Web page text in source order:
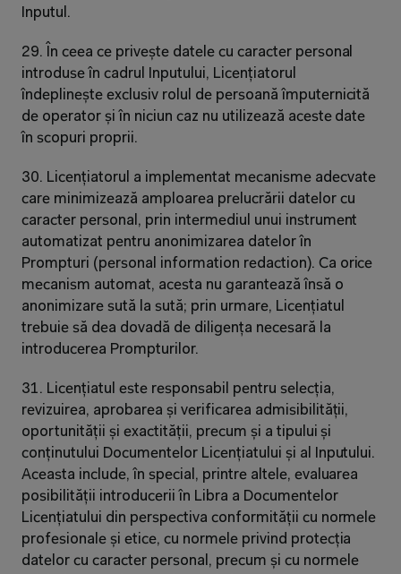
Inputul.
29. În ceea ce privește datele cu caracter personal
introduse în cadrul Inputului, Licențiatorul
îndeplinește exclusiv rolul de persoană împuternicită
de operator și în niciun caz nu utilizează aceste date
în scopuri proprii.
30. Licențiatorul a implementat mecanisme adecvate
care minimizează amploarea prelucrării datelor cu
caracter personal, prin intermediul unui instrument
automatizat pentru anonimizarea datelor în
Prompturi (personal information redaction). Ca orice
mecanism automat, acesta nu garantează însă o
anonimizare sută la sută; prin urmare, Licențiatul
trebuie să dea dovadă de diligența necesară la
introducerea Prompturilor.
31. Licențiatul este responsabil pentru selecția,
revizuirea, aprobarea și verificarea admisibilității,
oportunității și exactității, precum și a tipului și
conținutului Documentelor Licențiatului și al Inputului.
Aceasta include, în special, printre altele, evaluarea
posibilității introducerii în Libra a Documentelor
Licențiatului din perspectiva conformității cu normele
profesionale și etice, cu normele privind protecția
datelor cu caracter personal, precum și cu normele